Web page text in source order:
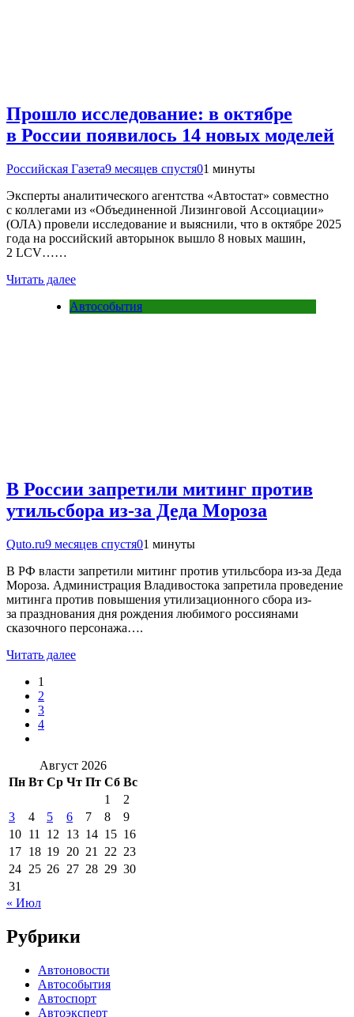
Прошло исследование: в октябре
в России появилось 14 новых моделей
Российская Газета9 месяцев спустя01 минуты
Эксперты аналитического агентства «Автостат» совместно
с коллегами из «Объединенной Лизинговой Ассоциации»
(ОЛА) провели исследование и выяснили, что в октябре 2025
года на российский авторынок вышло 8 новых машин,
2 LCV……
Читать далее
Автособытия
В России запретили митинг против
утильсбора из-за Деда Мороза
Quto.ru9 месяцев спустя01 минуты
В РФ власти запретили митинг против утильсбора из-за Деда
Мороза. Администрация Владивостока запретила проведение
митинга против повышения утилизационного сбора из-
за празднования дня рождения любимого россиянами
сказочного персонажа….
Читать далее
1
2
3
4
Август 2026
Пн Вт Ср Чт Пт Сб Вс
1
2
3
4 5 6 7 8
9
10 11 12 13 14 15 16
17 18 19 20 21 22 23
24 25 26 27 28 29 30
31
« Июл
Рубрики
Автоновости
Автособытия
Автоспорт
Автоэксперт